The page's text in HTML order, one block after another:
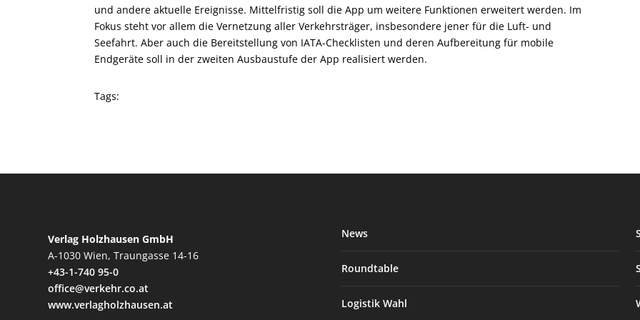
und andere aktuelle Ereignisse. Mittelfristig soll die App um weitere Funktionen erweitert werden. Im
Fokus steht vor allem die Vernetzung aller Verkehrsträger, insbesondere jener für die Luft- und
Seefahrt. Aber auch die Bereitstellung von IATA-Checklisten und deren Aufbereitung für mobile
Endgeräte soll in der zweiten Ausbaustufe der App realisiert werden.
Tags:
Verlag Holzhausen GmbH
A-1030 Wien, Traungasse 14-16
+43-1-740 95-0
office@verkehr.co.at
www.verlagholzhausen.at
News
Roundtable
Logistik Wahl